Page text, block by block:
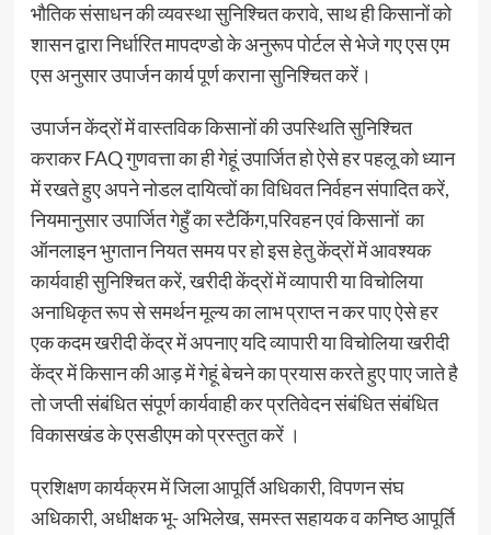
भौतिक संसाधन की व्यवस्था सुनिश्चित करावे, साथ ही किसानों को
शासन द्वारा निर्धारित मापदण्डो के अनुरूप पोर्टल से भेजे गए एस एम
एस अनुसार उपार्जन कार्य पूर्ण कराना सुनिश्चित करें।
उपार्जन केंद्रों में वास्तविक किसानों की उपस्थिति सुनिश्चित
कराकर FAQ गुणवत्ता का ही गेहूं उपार्जित हो ऐसे हर पहलू को ध्यान
में रखते हुए अपने नोडल दायित्वों का विधिवत निर्वहन संपादित करें,
नियमानुसार उपार्जित गेहुँ का स्टैकिंग,परिवहन एवं किसानों का
ऑनलाइन भुगतान नियत समय पर हो इस हेतु केंद्रों में आवश्यक
कार्यवाही सुनिश्चित करें, खरीदी केंद्रों में व्यापारी या विचोलिया
अनाधिकृत रूप से समर्थन मूल्य का लाभ प्राप्त न कर पाए ऐसे हर
एक कदम खरीदी केंद्र में अपनाए यदि व्यापारी या विचोलिया खरीदी
केंद्र में किसान की आड़ में गेहूं बेचने का प्रयास करते हुए पाए जाते है
तो जप्ती संबंधित संपूर्ण कार्यवाही कर प्रतिवेदन संबंधित संबंधित
विकासखंड के एसडीएम को प्रस्तुत करें ।
प्रशिक्षण कार्यक्रम में जिला आपूर्ति अधिकारी, विपणन संघ
अधिकारी, अधीक्षक भू- अभिलेख, समस्त सहायक व कनिष्ठ आपूर्ति